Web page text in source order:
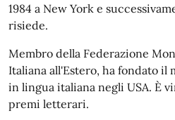
1984 a New York e
risiede.
Membro della Federazione
Italiana all'Estero, ha fondato il
in lingua italiana negli USA. È
premi letterari.